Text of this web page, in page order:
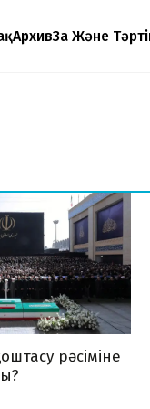
АрхивЗаң Және
рәсіміне